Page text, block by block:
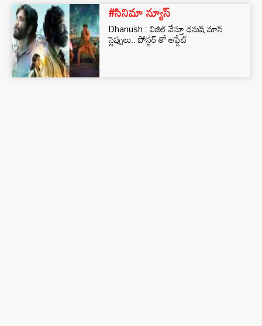
#సినిమా న్యూస్
Dhanush : విజిల్ వేస్తూ ధనుష్ మాస్
స్టెప్పులు.. పోస్టర్ తో అప్డేట్